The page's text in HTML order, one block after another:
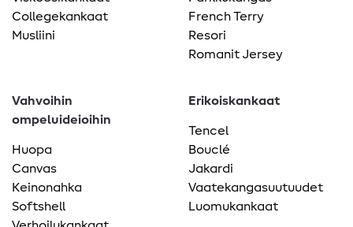
Collegekankaat
Musliini
French Terry
Resori
Romanit Jersey
Vahvoihin
ompeluideioihin
Huopa
Canvas
Keinonahka
Softshell
Erikoiskankaat
Tencel
Bouclé
Jakardi
Vaatekangasuutuudet
Luomukankaat